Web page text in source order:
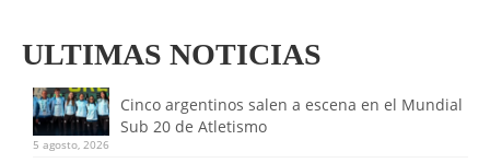
ULTIMAS NOTICIAS
Cinco argentinos salen a escena en el Mundial
Sub 20 de Atletismo
5 agosto, 2026